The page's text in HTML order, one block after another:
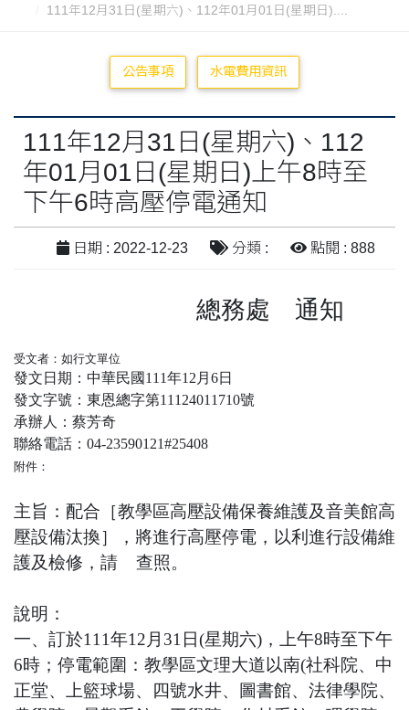
111年12月31日(星期六)、112年01月01日(星期日)....
公告事項 水電費用資訊
111年12月31日(星期六)、112
年01月01日(星期日)上午8時至
下午6時高壓停電通知
日期 : 2022-12-23 分類 : 點閱 : 888
總務處 通知
受文者：如行文單位
發文日期：中華民國111年12月6日
發文字號：東恩總字第11124011710號
承辦人：蔡芳奇
聯絡電話：04-23590121#25408
附件：
主旨：配合［教學區高壓設備保養維護及音美館高
壓設備汰換］，將進行高壓停電，以利進行設備維
護及檢修，請 查照。
說明：
一、訂於111年12月31日(星期六)，上午8時至下午
6時；停電範圍：教學區文理大道以南(社科院、中
正堂、上籃球場、四號水井、圖書館、法律學院、